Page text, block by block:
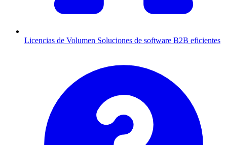
Licencias de Volumen Soluciones de software B2B eficientes